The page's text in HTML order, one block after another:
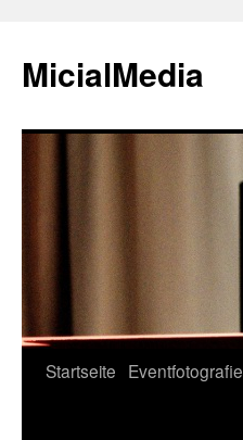
MicialMedia
Zum
Startseite Eventfotografie